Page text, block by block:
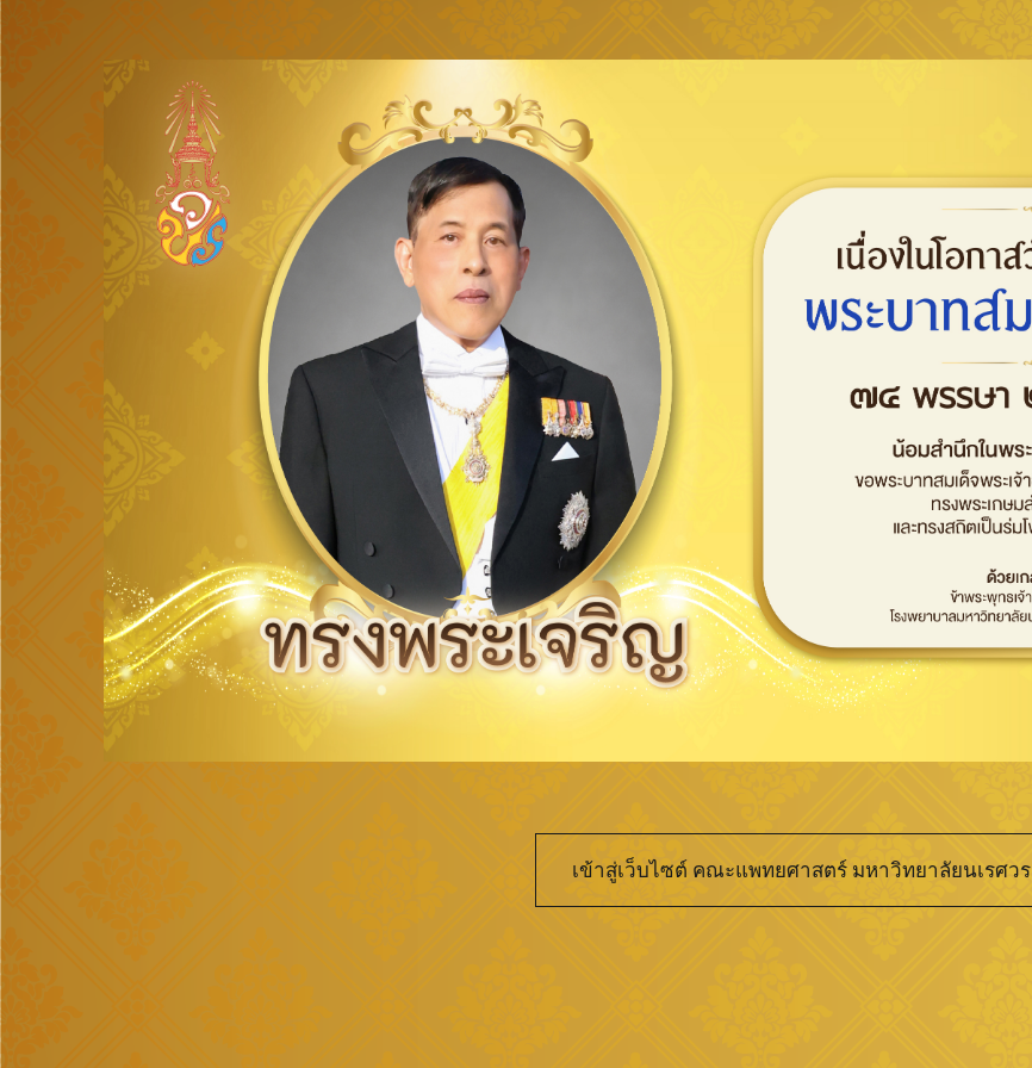
เข้าสู่เว็บไซต์ คณะแพทยศาสตร์ มหาวิทยาลัยนเรศวร